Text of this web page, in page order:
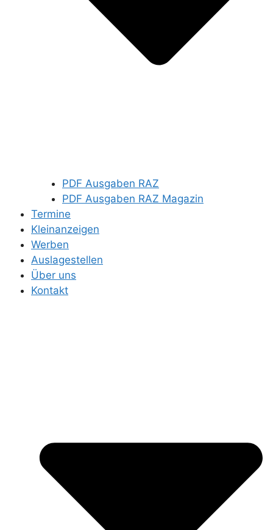
PDF Ausgaben RAZ
PDF Ausgaben RAZ Magazin
Termine
Kleinanzeigen
Werben
Auslagestellen
Über uns
Kontakt